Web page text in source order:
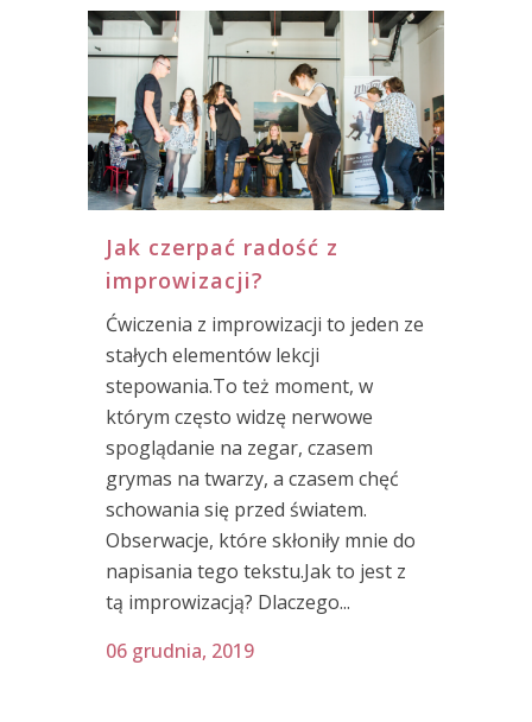
Jak czerpać radość z
improwizacji?
Ćwiczenia z improwizacji to jeden ze
stałych elementów lekcji
stepowania.To też moment, w
którym często widzę nerwowe
spoglądanie na zegar, czasem
grymas na twarzy, a czasem chęć
schowania się przed światem.
Obserwacje, które skłoniły mnie do
napisania tego tekstu.Jak to jest z
tą improwizacją? Dlaczego...
06 grudnia, 2019